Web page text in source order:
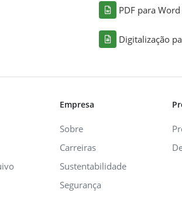
PDF para Word
Digitalização
Empresa
Sobre
Carreiras
Sustentabilidade
Segurança